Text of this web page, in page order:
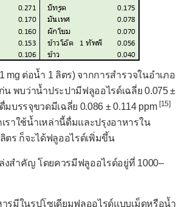
mg ต่อน้ำ 1 ลิตร) จากการสำรวจในอำเภอ
น พบว่าน้ำประปามีฟลูออไรด์เฉลี่ย 0.075 ±
มบรรจุขวดมีเฉลี่ย 0.086 ± 0.114 ppm [15]
ราใช้น้ำเหล่านี้ดื่มและปรุงอาหารใน
ตร ก็จะได้ฟลูออไรด์เพิ่มขึ้น
งสำคัญ โดยควรมีฟลูออไรด์อยู่ที่ 1000–
รมีในรูปโซเดียมฟลูออไรด์แบบเม็ดหรือน้ำ